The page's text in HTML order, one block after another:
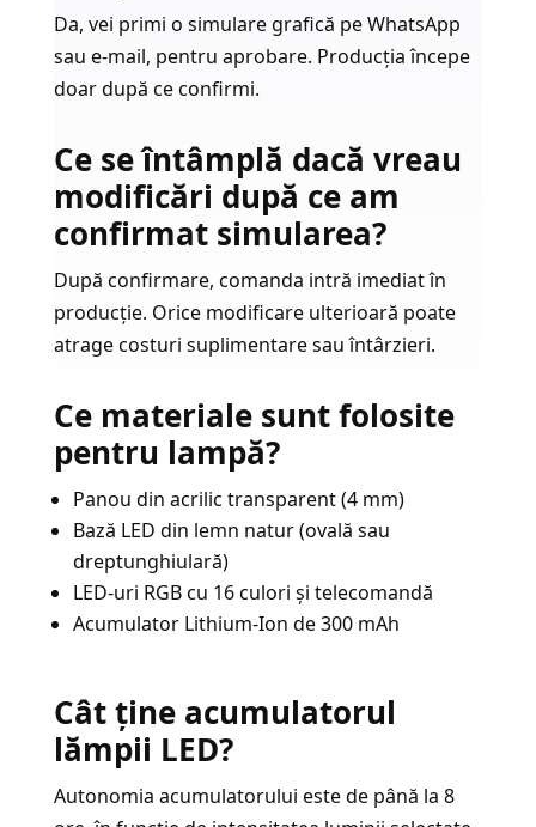
Da, vei primi o simulare grafică pe WhatsApp
sau e-mail, pentru aprobare. Producția începe
doar după ce confirmi.
Ce se întâmplă dacă vreau
modificări după ce am
confirmat simularea?
După confirmare, comanda intră imediat în
producție. Orice modificare ulterioară poate
atrage costuri suplimentare sau întârzieri.
Ce materiale sunt folosite
pentru lampă?
Panou din acrilic transparent (4 mm)
Bază LED din lemn natur (ovală sau
dreptunghiulară)
LED-uri RGB cu 16 culori și telecomandă
Acumulator Lithium-Ion de 300 mAh
Cât ține acumulatorul
lămpii LED?
Autonomia acumulatorului este de până la 8